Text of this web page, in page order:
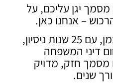
יגן עליכם, על
– אנחנו כאן.
פירמת עורכי הדין רן רייכמן, עם 25 שנות ניסיון,
דיני המשפחה
מסמך חזק, מדויק
שנים.